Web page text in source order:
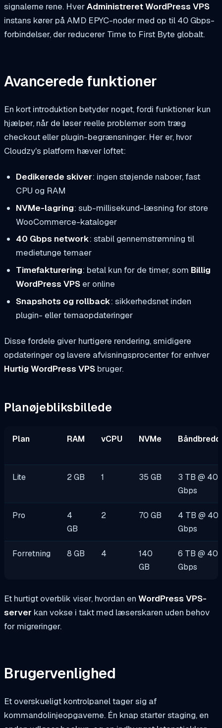
signalerne rene. HverAdministreret WordPress VPS
instans kører på AMD EPYC-noder med op til 40 Gbps-
forbindelser, der reducerer Time to First Byte globalt.
Avancerede funktioner
En kort introduktion betyder noget, fordi funktioner kun
hjælper, når de løser reelle problemer som træg
checkout eller plugin-begrænsninger. Her er, hvor
Cloudzy's platform hæver loftet:
Dedikerede skiver: ingen støjende naboer, fast
CPU og RAM
NVMe-lagring: sub-millisekund-læsning for store
WooCommerce-kataloger
40 Gbps network: stabil gennemstrømning til
medietunge temaer
Timefakturering: betal kun for de timer, som Billig
WordPress VPSer online
Snapshots og rollback: sikkerhedsnet inden
plugin- eller temaopdateringer
Disse fordele giver hurtigere rendering, smidigere
opdateringer og lavere afvisningsprocenter for enhver
Hurtig WordPress VPS bruger.
Planøjebliksbillede
Plan RAM vCPU NVMe
Lite 2 GB 1 35 GB
3 TB @ 40
Gbps
Pro
4
GB
2 70 GB
4 TB @ 40
Gbps
Forretning 8 GB 4
140
GB
6 TB @ 40
Gbps
Et hurtigt overblik viser, hvordan en WordPress VPS-
server kan vokse i takt med læserskaren uden behov
for migreringer.
Brugervenlighed
Et overskueligt kontrolpanel tager sig af
kommandolinjeopgaverne. Én knap starter staging, en